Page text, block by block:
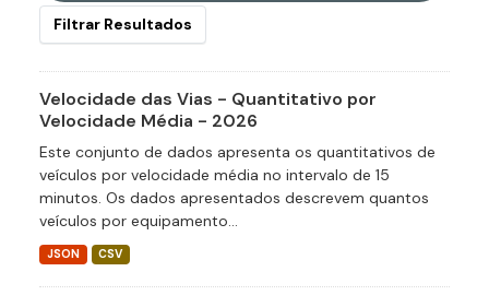
Filtrar Resultados
Velocidade das Vias - Quantitativo por
Velocidade Média - 2026
Este conjunto de dados apresenta os quantitativos de
veículos por velocidade média no intervalo de 15
minutos. Os dados apresentados descrevem quantos
veículos por equipamento...
JSON CSV